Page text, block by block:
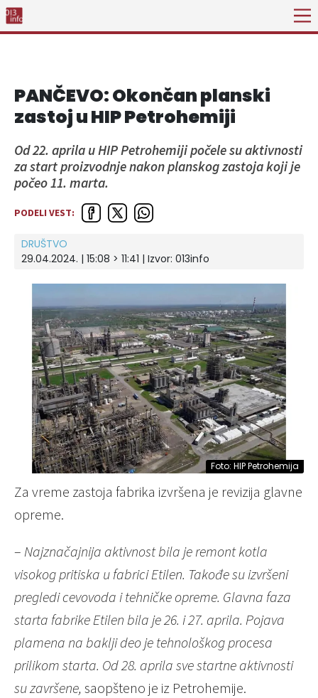
PANČEVO: Okončan planski
zastoj u HIP Petrohemiji
Od 22. aprila u HIP Petrohemiji počele su aktivnosti
za start proizvodnje nakon planskog zastoja koji je
počeo 11. marta.
PODELI VEST:
DRUŠTVO
29.04.2024. | 15:08 > 11:41 | Izvor: 013info
Foto: HIP Petrohemija
Za vreme zastoja fabrika izvršena je revizija glavne
opreme.
– Najznačajnija aktivnost bila je remont kotla
visokog pritiska u fabrici Etilen. Takođe su izvršeni
pregledi cevovoda i tehničke opreme. Glavna faza
starta fabrike Etilen bila je 26. i 27. aprila. Pojava
plamena na baklji deo je tehnološkog procesa
prilikom starta. Od 28. aprila sve startne aktivnosti
su završene, saopšteno je iz Petrohemije.